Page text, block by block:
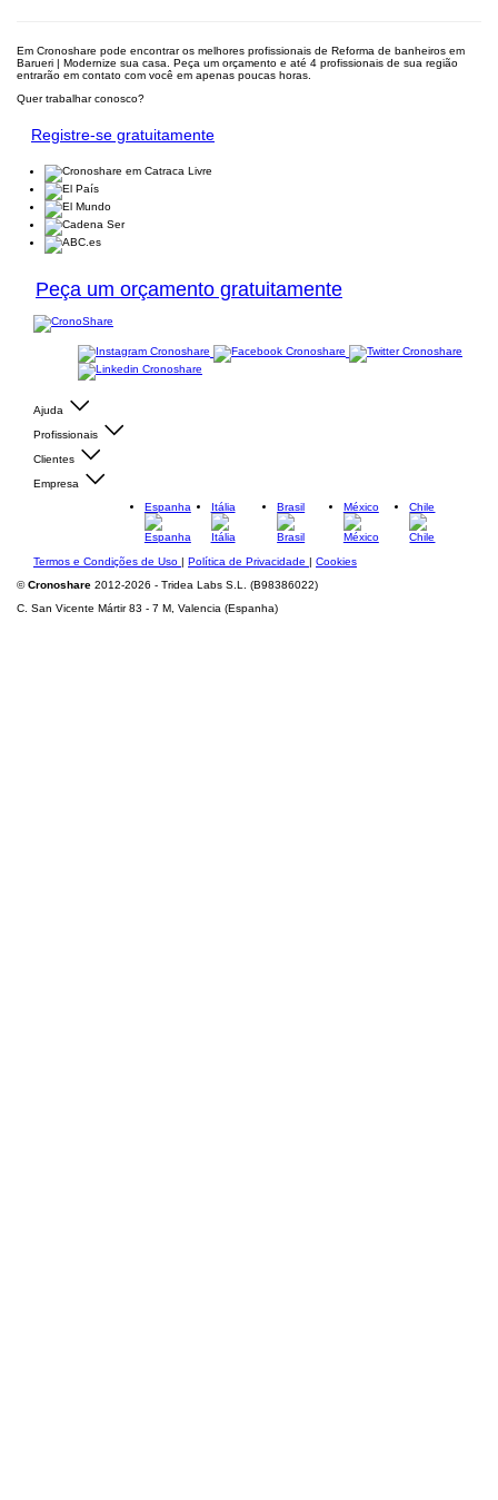
Em Cronoshare pode encontrar os melhores profissionais de Reforma de banheiros em
Barueri | Modernize sua casa. Peça um orçamento e até 4 profissionais de sua região
entrarão em contato com você em apenas poucas horas.
Quer trabalhar conosco?
Registre-se gratuitamente
Peça um orçamento gratuitamente
Ajuda
Profissionais
Clientes
Empresa
Espanha
Itália Brasil México Chile
Termos e Condições de Uso | Política de Privacidade | Cookies
©Cronoshare 2012-2026 - Tridea Labs S.L. (B98386022)
C. San Vicente Mártir 83 - 7 M, Valencia (Espanha)